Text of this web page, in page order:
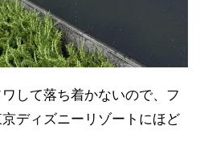
して落ち着かないので、フ
ディズニーリゾートにほど